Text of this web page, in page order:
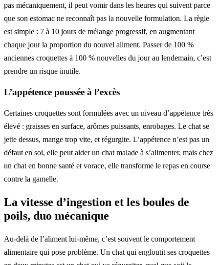
pas mécaniquement, il peut vomir dans les heures qui suivent parce
que son estomac ne reconnaît pas la nouvelle formulation. La règle
est simple : 7 à 10 jours de mélange progressif, en augmentant
chaque jour la proportion du nouvel aliment. Passer de 100 %
anciennes croquettes à 100 % nouvelles du jour au lendemain, c’est
prendre un risque inutile.
L’appétence poussée à l’excès
Certaines croquettes sont formulées avec un niveau d’appétence très
élevé : graisses en surface, arômes puissants, enrobages. Le chat se
jette dessus, mange trop vite, et régurgite. L’appétence n’est pas un
défaut en soi, elle peut aider un chat malade à s’alimenter, mais chez
un chat en bonne santé et vorace, elle transforme le repas en course
contre la gamelle.
La vitesse d’ingestion et les boules de
poils, duo mécanique
Au-delà de l’aliment lui-même, c’est souvent le comportement
alimentaire qui pose problème. Un chat qui engloutit ses croquettes